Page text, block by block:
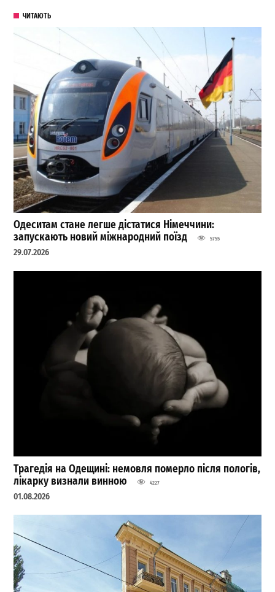
ЧИТАЮТЬ
Одеситам стане легше дістатися Німеччини:
запускають новий міжнародний поїзд
5755
29.07.2026
Трагедія на Одещині: немовля померло після пологів,
лікарку визнали винною
4227
01.08.2026